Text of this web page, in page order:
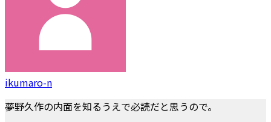
ikumaro-n
夢野久作の内面を知るうえで必読だと思うので。